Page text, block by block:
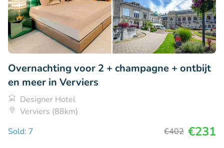
Overnachting voor 2 + champagne + ontbijt
en meer in Verviers
Designer Hotel
Verviers (88km)
Sold: 7
€402 €231